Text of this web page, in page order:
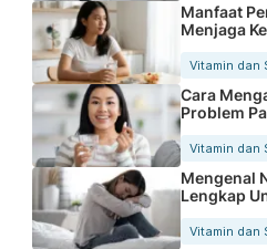
Manfaat
Menjaga
Vitamin dan
Cara
Problem
Setiap Hari
Vitamin dan
Mengenal
Lengkap
Vitamin dan